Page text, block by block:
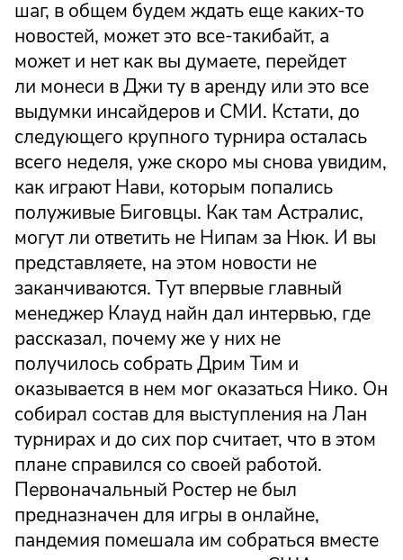
шаг, в общем будем ждать еще каких-то
новостей, может это все-такибайт, а
может и нет как вы думаете, перейдет
ли монеси в Джи ту в аренду или это все
выдумки инсайдеров и СМИ. Кстати, до
следующего крупного турнира осталась
всего неделя, уже скоро мы снова увидим,
как играют Нави, которым попались
полуживые Биговцы. Как там Астралис,
могут ли ответить не Нипам за Нюк. И вы
представляете, на этом новости не
заканчиваются. Тут впервые главный
менеджер Клауд найн дал интервью, где
рассказал, почему же у них не
получилось собрать Дрим Тим и
оказывается в нем мог оказаться Нико. Он
собирал состав для выступления на Лан
турнирах и до сих пор считает, что в этом
плане справился со своей работой.
Первоначальный Ростер не был
предназначен для игры в онлайне,
пандемия помешала им собраться вместе